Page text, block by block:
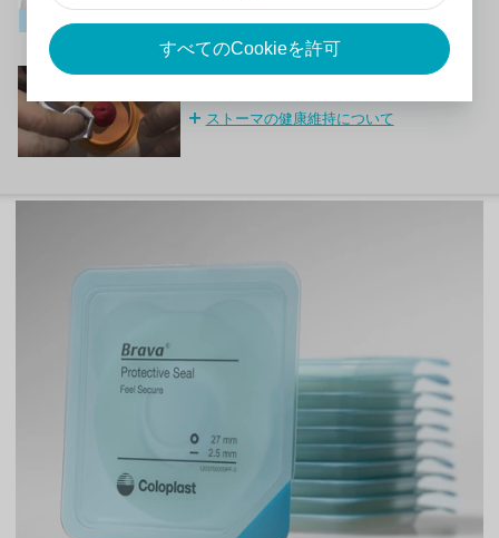
すべてのCookieを許可
正しい製品の見つけ方について
ストーマの適切なケア
ストーマの健康維持について